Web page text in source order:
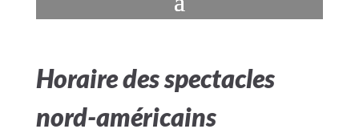
Horaire des spectacles
nord-américains